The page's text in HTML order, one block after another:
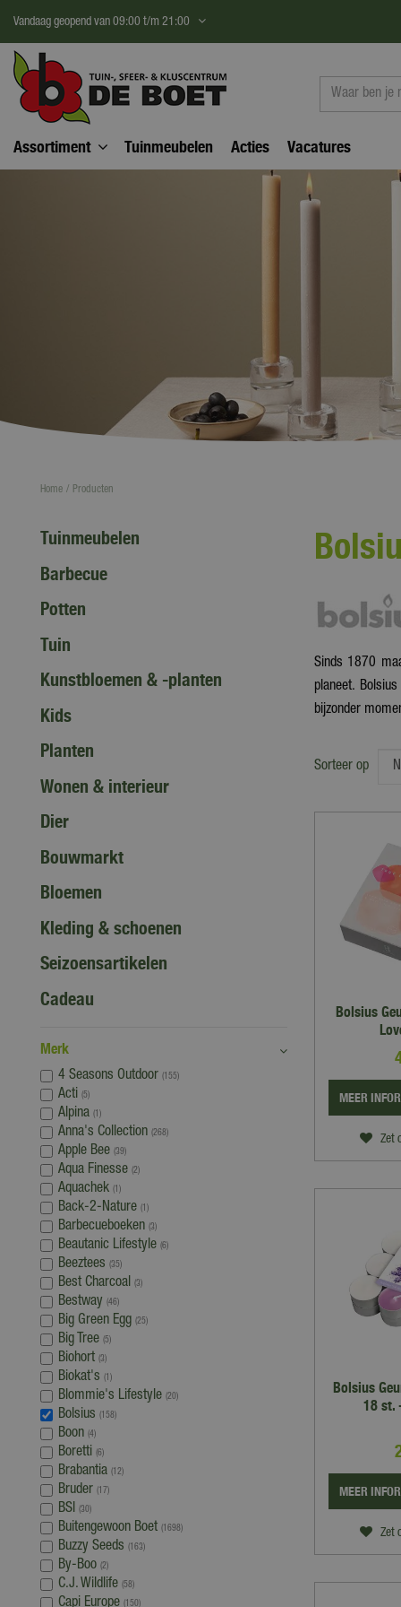
content
Home Producten
Vandaag geopend van 09:00 t/m 21:00
Assortiment Tuinmeubelen Acties Vacatures
Sinds 1870
planeet.
bijzonder
Sorteer op
Bolsius
Zet
MEER
Bolsius
18 st.
Zet
MEER
Tuinmeubelen
Barbecue
Potten
Tuin
Kunstbloemen & -planten
Kids
Planten
Wonen & interieur
Dier
Bouwmarkt
Bloemen
Kleding & schoenen
Seizoensartikelen
Cadeau
Merk
4 Seasons Outdoor (155)
Acti (5)
Alpina
Anna's Collection (268)
Apple Bee (39)
Aqua Finesse (2)
Aquachek
Back-2-Nature
Barbecueboeken (3)
Beautanic Lifestyle (6)
Beeztees (35)
Best Charcoal (3)
Bestway (46)
Big Green Egg (25)
Big Tree (5)
Biohort (3)
Biokat's
Blommie's Lifestyle (20)
Bolsius (158)
Boon (4)
Boretti (6)
Brabantia (12)
Bruder (17)
BSI (30)
Buitengewoon Boet (1698)
Buzzy Seeds (163)
By-Boo (2)
C.J. Wildlife (58)
Capi Europe (150)